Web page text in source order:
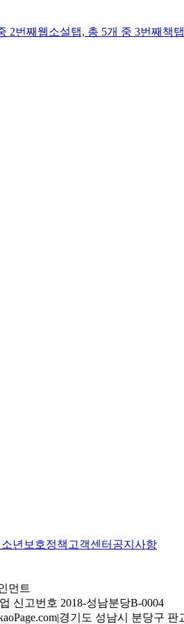
2번째 웹소설탭, 총 5개 중 3번째 책
년보호정책 고객센터 공지사항
먼트
신고번호 2018-성남분당B-0004
|경기도 성남시 분당구 판